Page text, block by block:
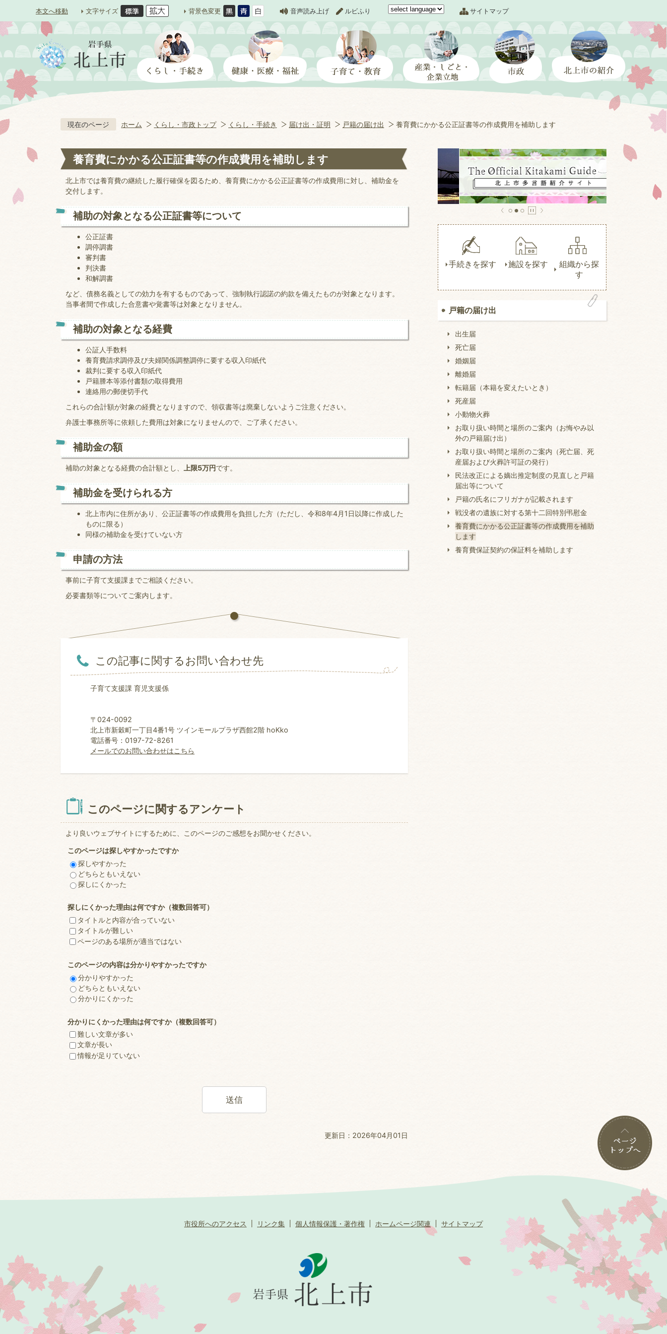
本文へ移動 文字サイズ 背景色変更 音声読み上げ ルビふり サイトマップ
現在のページ ホーム くらし・市政トップ くらし・手続き 届け出・証明 戸籍の届け出 養育費にかかる公正証書等の作成費用を補助します
養育費にかかる公正証書等の作成費用を補助します
北上市では養育費の継続した履行確保を図るため、養育費にかかる公正証書等の作成費用に対し、補助金を
交付します。
補助の対象となる公正証書等について
公正証書
調停調書
審判書
判決書
和解調書
など、債務名義としての効力を有するものであって、強制執行認諾の約款を備えたものが対象となります。
当事者間で作成した合意書や覚書等は対象となりません。
補助の対象となる経費
公証人手数料
養育費請求調停及び夫婦関係調整調停に要する収入印紙代
裁判に要する収入印紙代
戸籍謄本等添付書類の取得費用
連絡用の郵便切手代
これらの合計額が対象の経費となりますので、領収書等は廃棄しないようご注意ください。
弁護士事務所等に依頼した費用は対象になりませんので、ご了承ください。
補助金の額
補助の対象となる経費の合計額とし、 上限5万円です。
補助金を受けられる方
北上市内に住所があり、公正証書等の作成費用を負担した方（ただし、令和8年4月1日以降に作成した
ものに限る）
同様の補助金を受けていない方
申請の方法
事前に子育て支援課までご相談ください。
必要書類等についてご案内します。
この記事に関するお問い合わせ先
子育て支援課 育児支援係
〒024-0092
北上市新穀町一丁目4番1号 ツインモールプラザ西館2階 hoKko
電話番号：0197-72-8261
メールでのお問い合わせはこちら
このページに関するアンケート
より良いウェブサイトにするために、このページのご感想をお聞かせください。
このページは探しやすかったですか
探しやすかった
どちらともいえない
探しにくかった
探しにくかった理由は何ですか（複数回答可）
タイトルと内容が合っていない
タイトルが難しい
ページのある場所が適当ではない
このページの内容は分かりやすかったですか
分かりやすかった
どちらともいえない
分かりにくかった
分かりにくかった理由は何ですか（複数回答可）
難しい文章が多い
文章が長い
情報が足りていない
更新日：2026年04月01日
手続きを探す 施設を探す
組織から探
す
戸籍の届け出
出生届
死亡届
婚姻届
離婚届
転籍届（本籍を変えたいとき）
死産届
小動物火葬
お取り扱い時間と場所のご案内（お悔やみ以
外の戸籍届け出）
お取り扱い時間と場所のご案内（死亡届、死
産届および火葬許可証の発行）
民法改正による嫡出推定制度の見直しと戸籍
届出等について
戸籍の氏名にフリガナが記載されます
戦没者の遺族に対する第十二回特別弔慰金
養育費にかかる公正証書等の作成費用を補助
します
養育費保証契約の保証料を補助します
市役所へのアクセス リンク集 個人情報保護・著作権 ホームページ関連 サイトマップ